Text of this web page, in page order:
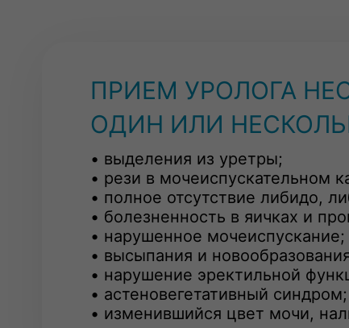
ПРИЕМ УРОЛОГА
ОДИН ИЛИ
• выделения из уретры;
• рези в мочеиспускательном
• полное отсутствие либидо,
• болезненность в яичках и
• нарушенное мочеиспускание;
• высыпания и
• нарушение эректильной
• астеновегетативный синдром;
• изменившийся цвет мочи,